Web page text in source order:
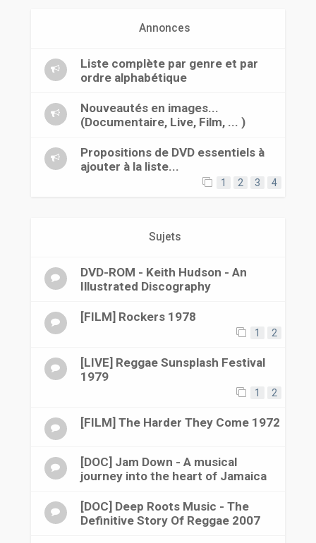
Annonces
Liste complète par genre et par
ordre alphabétique
Nouveautés en images...
(Documentaire, Live, Film, ... )
Propositions de DVD essentiels à
ajouter à la liste...
1 2 3 4
Sujets
DVD-ROM - Keith Hudson - An
Illustrated Discography
[FILM] Rockers 1978
1 2
[LIVE] Reggae Sunsplash Festival
1979
1 2
[FILM] The Harder They Come 1972
[DOC] Jam Down - A musical
journey into the heart of Jamaica
[DOC] Deep Roots Music - The
Definitive Story Of Reggae 2007